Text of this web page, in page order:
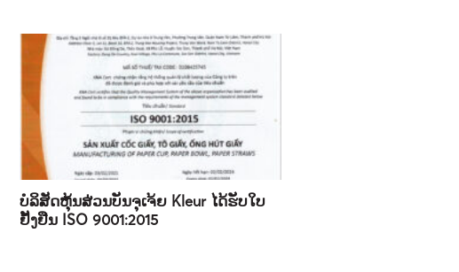
ບໍລິສັດຫຸ້ນສ່ວນບັນຈຸເຈ້ຍ Kleur ໄດ້ຮັບໃບ
ຢັ້ງຢືນ ISO 9001:2015